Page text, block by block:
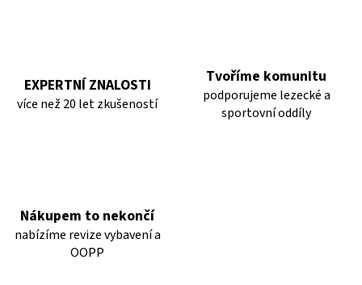
EXPERTNÍ ZNALOSTI
více než 20 let zkušeností
Tvoříme komunitu
podporujeme lezecké a
sportovní oddíly
Nákupem to nekončí
nabízíme revize vybavení a
OOPP